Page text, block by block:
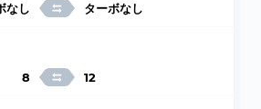
なし ターボなし
8 12